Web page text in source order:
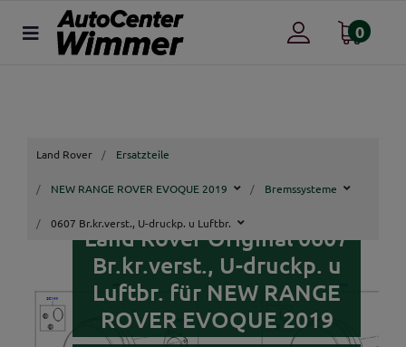
0
Land Rover Ersatzteile
NEW RANGE ROVER EVOQUE 2019 Bremssysteme
0607 Br.kr.verst., U-druckp. u Luftbr.
Land Rover Original 0607
Br.kr.verst., U-druckp. u
Luftbr. für NEW RANGE
ROVER EVOQUE 2019